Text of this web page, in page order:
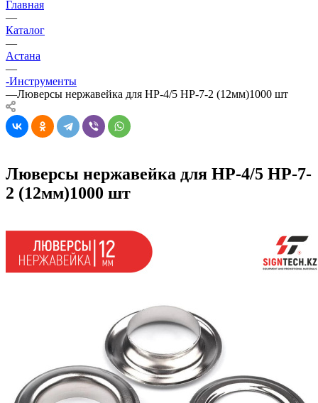
Главная
—
Каталог
—
Астана
—
-Инструменты
—Люверсы нержавейка для HP-4/5 HP-7-2 (12мм)1000 шт
Люверсы нержавейка для HP-4/5 HP-7-
2 (12мм)1000 шт